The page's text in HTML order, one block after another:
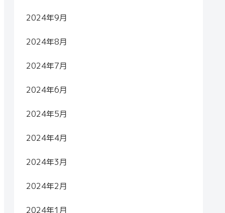
2024年9月
2024年8月
2024年7月
2024年6月
2024年5月
2024年4月
2024年3月
2024年2月
2024年1月